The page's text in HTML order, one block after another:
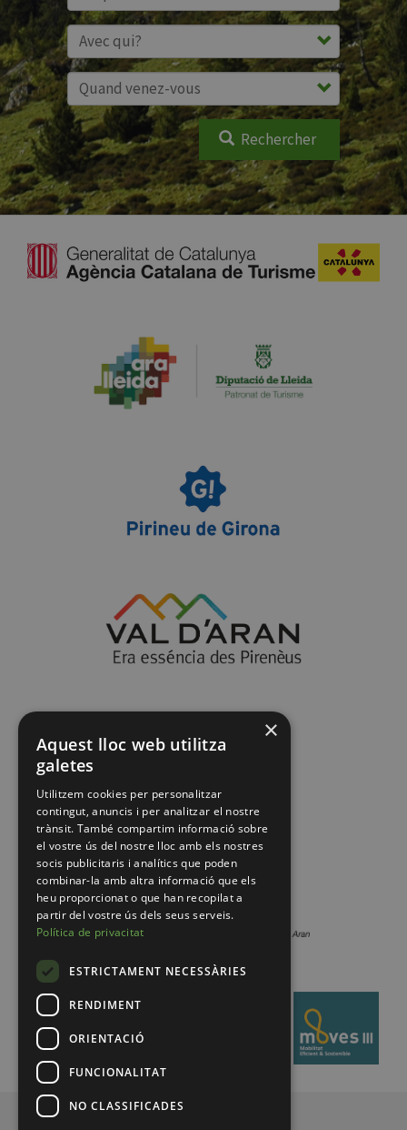
Rechercher
×
Aquest lloc web utilitza
galetes
Utilitzem cookies per personalitzar
contingut, anuncis i per analitzar el nostre
trànsit. També compartim informació sobre
el vostre ús del nostre lloc amb els nostres
socis publicitaris i analítics que poden
combinar-la amb altra informació que els
heu proporcionat o que han recopilat a
partir del vostre ús dels seus serveis.
Política de privacitat
ESTRICTAMENT NECESSÀRIES
RENDIMENT
ORIENTACIÓ
FUNCIONALITAT
NO CLASSIFICADES